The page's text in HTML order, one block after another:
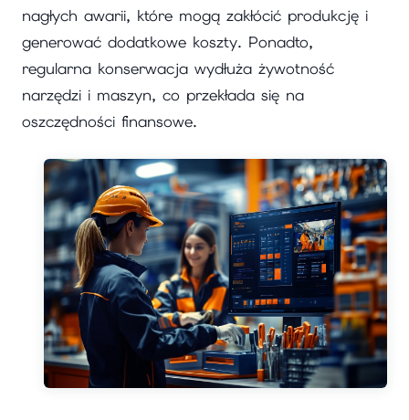
nagłych awarii, które mogą zakłócić produkcję i
generować dodatkowe koszty. Ponadto,
regularna konserwacja wydłuża żywotność
narzędzi i maszyn, co przekłada się na
oszczędności finansowe.